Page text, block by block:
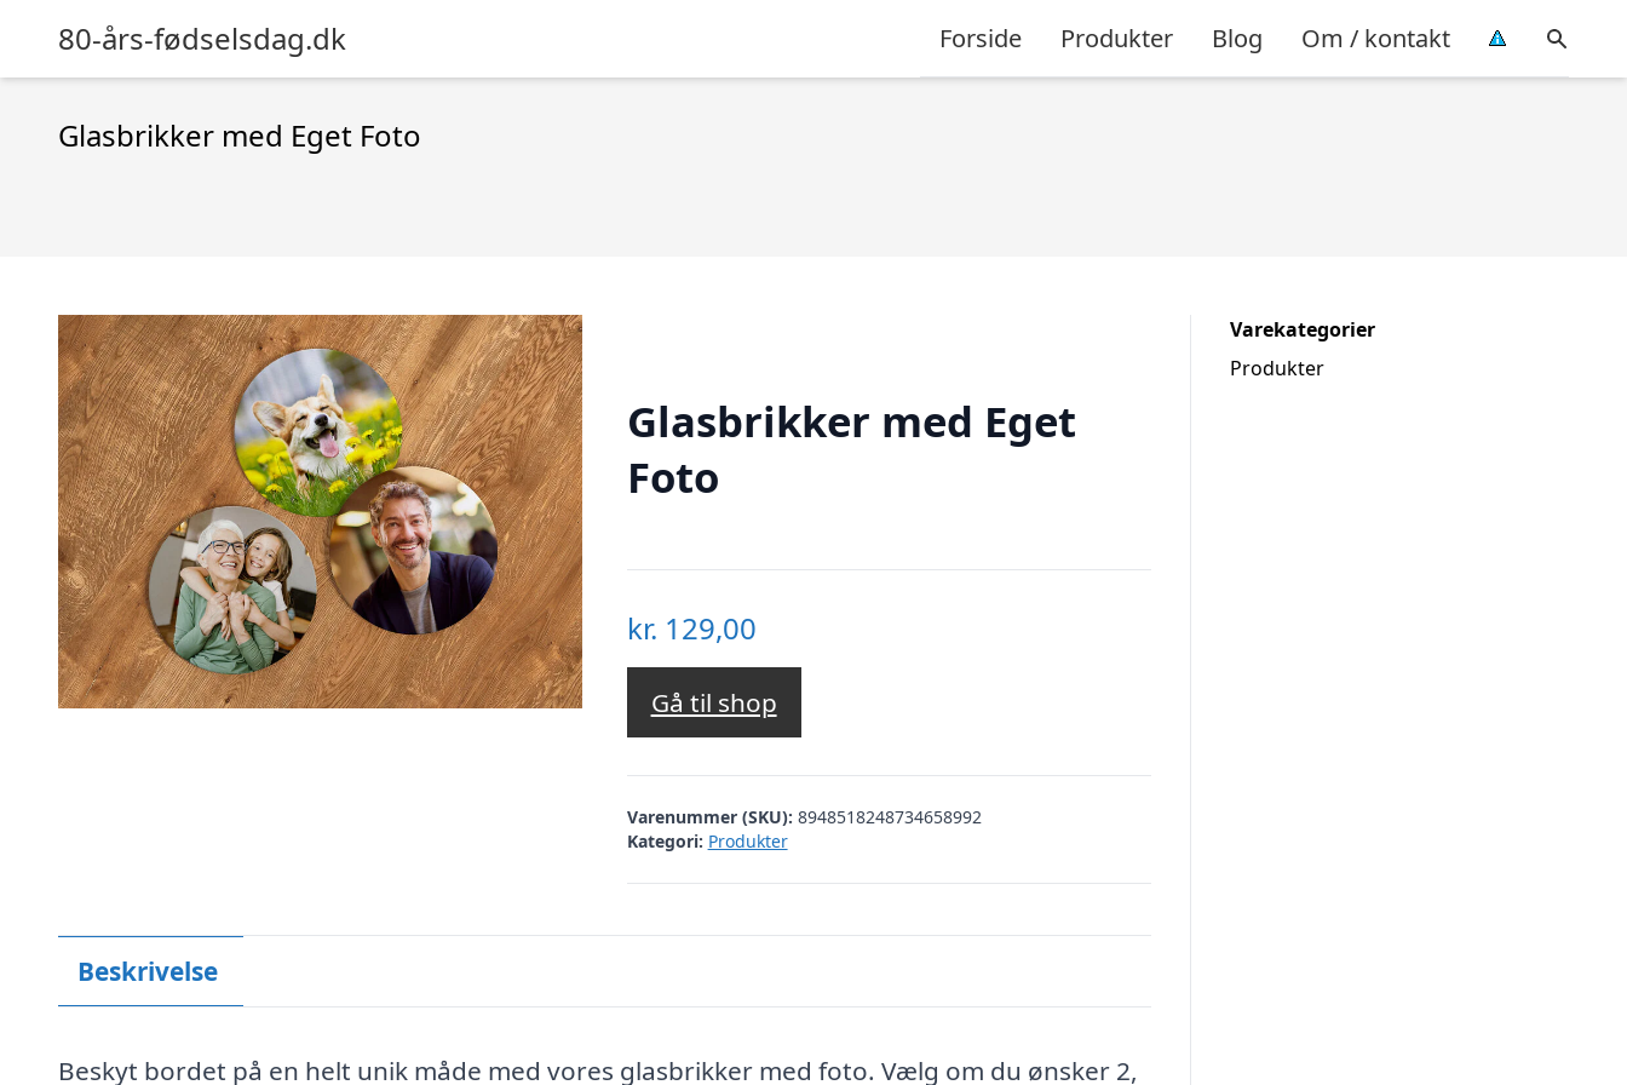
80-års-fødselsdag.dk Forside Produkter Blog Om / kontakt
Glasbrikker med Eget Foto
Glasbrikker med Eget
Foto
kr. 129,00
Gå til shop
Varenummer (SKU): 8948518248734658992
Kategori: Produkter
Beskrivelse
Beskyt bordet på en helt unik måde med vores glasbrikker med foto. Vælg om du ønsker 2,
Varekategorier
Produkter